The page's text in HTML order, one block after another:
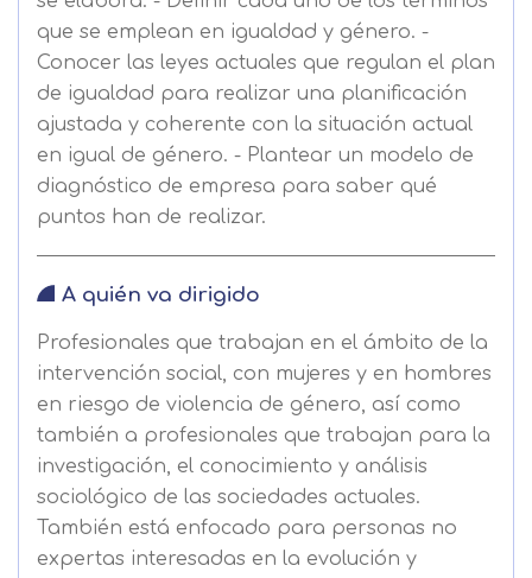
que se emplean en igualdad y género. -
Conocer las leyes actuales que regulan el plan
de igualdad para realizar una planificación
ajustada y coherente con la situación actual
en igual de género. - Plantear un modelo de
diagnóstico de empresa para saber qué
puntos han de realizar.
A quién va dirigido
Profesionales que trabajan en el ámbito de la
intervención social, con mujeres y en hombres
en riesgo de violencia de género, así como
también a profesionales que trabajan para la
investigación, el conocimiento y análisis
sociológico de las sociedades actuales.
También está enfocado para personas no
expertas interesadas en la evolución y